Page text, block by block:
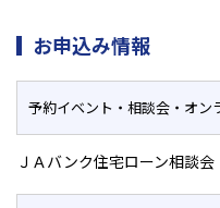
お申込み情報
予約イベント・相談会・ オン
ＪＡバンク住宅ローン相談会